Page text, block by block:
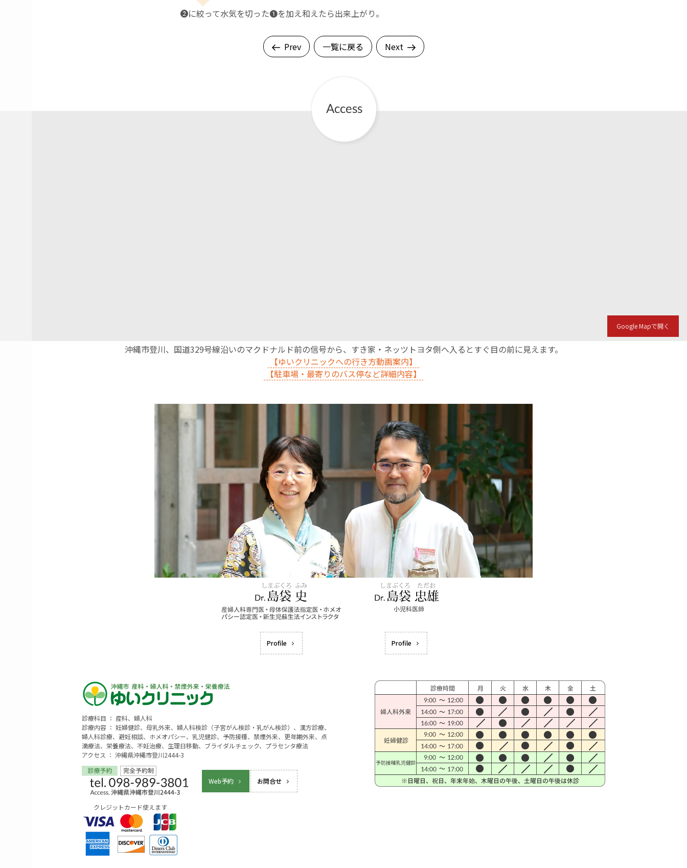
❷に絞って水気を切った❶を加え和えたら出来上がり。
Prev 一覧に戻る Next
Google Mapで開く
沖縄市登川、国道329号線沿いのマクドナルド前の信号から、すき家・ネッツトヨタ側へ入るとすぐ目の前に見えます。
【ゆいクリニックへの行き方動画案内】
【駐車場・最寄りのバス停など詳細内容】
Profile Profile
診療科目 ： 産科、婦人科
診療内容 ： 妊婦健診、母乳外来、婦人科検診（子宮がん検診・乳がん検診）、漢方診療、
婦人科診療、避妊相談、ホメオパシー、乳児健診、予防接種、禁煙外来、更年期外来、点
滴療法、栄養療法、不妊治療、生理日移動、ブライダルチェック、プラセンタ療法
アクセス ： 沖縄県沖縄市登川2444-3
Web予約 お問合せ
クレジットカード使えます